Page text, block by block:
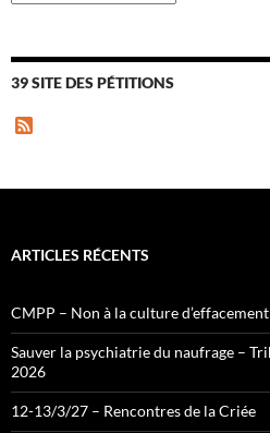
39 SITE DES PÉTITIONS
ARTICLES RÉCENTS
CMPP – Non à la culture d’effacement
Sauver la psychiatrie du naufrage –
2026
12-13/3/27 – Rencontres de la Criée